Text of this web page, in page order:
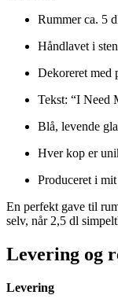
Rummer ca. 5
Håndlavet i
Dekoreret med
Tekst: “I Need
Blå, levende
Hver kop er
Produceret i
En perfekt gave til
selv, når 2,5 dl
Levering og
Levering